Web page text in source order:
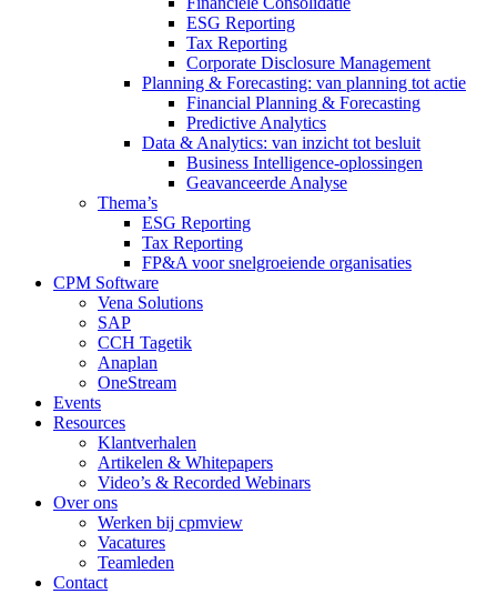
ESG Reporting
Tax Reporting
Corporate Disclosure Management
Planning & Forecasting: van planning tot actie
Financial Planning & Forecasting
Predictive Analytics
Data & Analytics: van inzicht tot besluit
Business Intelligence-oplossingen
Geavanceerde Analyse
Thema’s
ESG Reporting
Tax Reporting
FP&A voor snelgroeiende organisaties
CPM Software
Vena Solutions
SAP
CCH Tagetik
Anaplan
OneStream
Events
Resources
Klantverhalen
Artikelen & Whitepapers
Video’s & Recorded Webinars
Over ons
Werken bij cpmview
Vacatures
Teamleden
Contact